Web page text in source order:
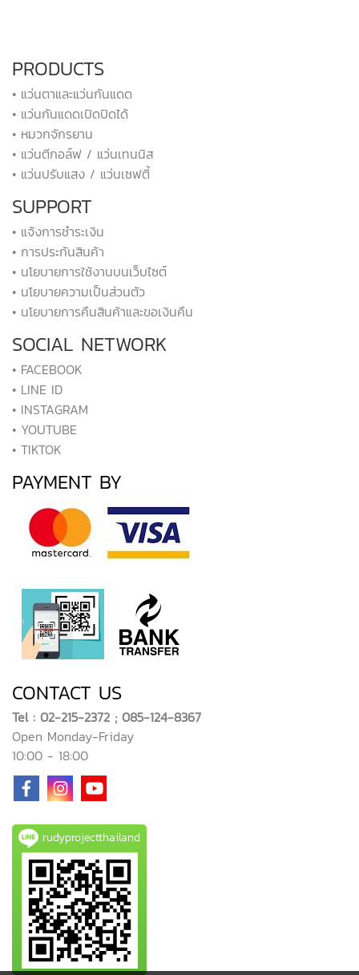
PRODUCTS
• แว่นตาและแว่นกันแดด
• แว่นกันแดดเปิดปิดได้
• หมวกจักรยาน
• แว่นตีกอล์ฟ / แว่นเทนนิส
• แว่นปรับแสง / แว่นเซฟตี้
SUPPORT
• แจ้งการชำระเงิน
• การประกันสินค้า
• นโยบายการใช้งานบนเว็บไซต์
• นโยบายความเป็นส่วนตัว
• นโยบายการคืนสินค้าและขอเงินคืน
SOCIAL NETWORK
• FACEBOOK
• LINE ID
• INSTAGRAM
• YOUTUBE
• TIKTOK
PAYMENT BY
CONTACT US
Tel : 02-215-2372 ; 085-124-8367
Open Monday-Friday
10:00 - 18:00
rudyprojectthailand